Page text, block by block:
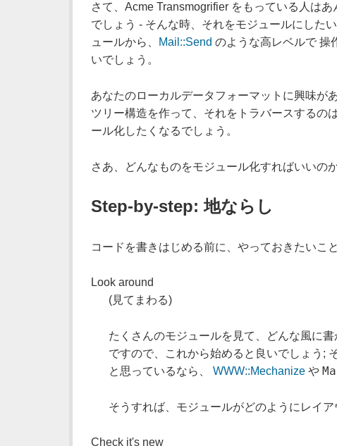
さて、Acme Transmogrifier をもっている人は
でしょう - そんな時、それをモジュールにした
ュールから、
Mail::Send のような高レベルで 操
いでしょう。
あなたのローカルデータフォーマットに興味が
ツリー構造を作って、それをトラバースするの
ール化したくなるでしょう。
さあ、どんなものをモジュール化すればいいの
Step-by-step: 地ならし
コードを書きはじめる前に、やっておきたいこ
Look around
(見てまわる)
たくさんのモジュールを見て、どんな風に
ですので、これから始めると良いでしょう;
と思っているなら、WWW::Mechanize や
そうすれば、モジュールがどのようにレイ
Check it's new